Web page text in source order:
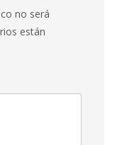
no será
están